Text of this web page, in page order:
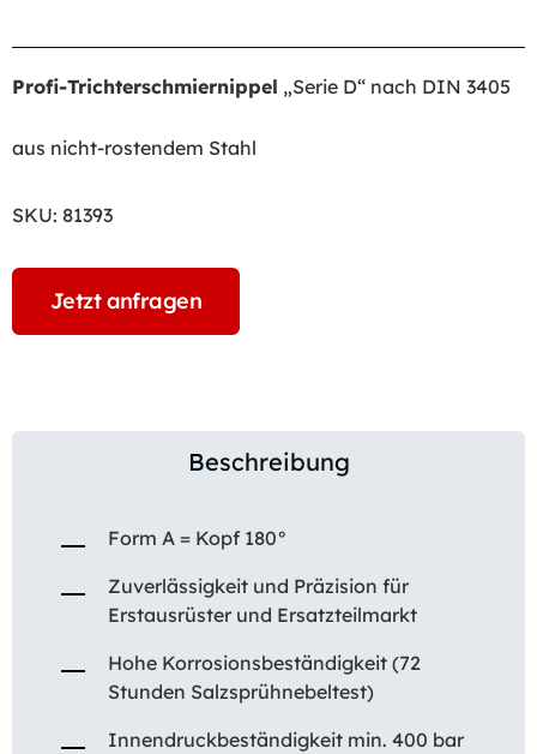
Profi-Trichterschmiernippel „Serie D“ nach DIN 3405
aus nicht-rostendem Stahl
SKU: 81393
Jetzt anfragen
Beschreibung
Form A = Kopf 180°
Zuverlässigkeit und Präzision für
Erstausrüster und Ersatzteilmarkt
Hohe Korrosionsbeständigkeit (72
Stunden Salzsprühnebeltest)
Innendruckbeständigkeit min. 400 bar